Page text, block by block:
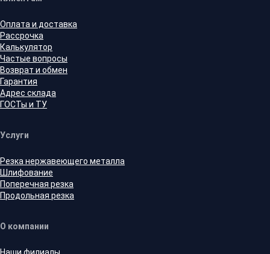
Оплата и доставка
Рассрочка
Калькулятор
Частые вопросы
Возврат и обмен
Гарантия
Адрес склада
ГОСТы и ТУ
Услуги
Резка нержавеющего металла
Шлифование
Поперечная резка
Продольная резка
О компании